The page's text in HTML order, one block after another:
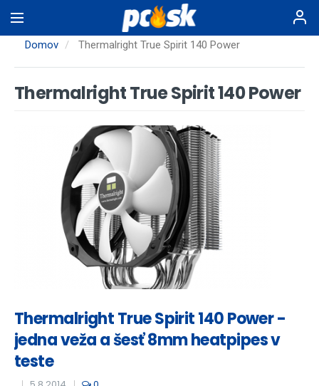
na
hlavnýDomov Thermalright True Spirit 140 Power
Thermalright True Spirit 140 Power
Thermalright True Spirit 140 Power -
jedna veža a šesť 8mm heatpipes v
teste